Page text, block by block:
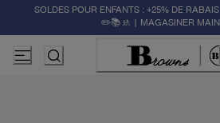
SOLDES POUR ENFANTS : +25% DE
✏️📚🚸 | MAGASINER